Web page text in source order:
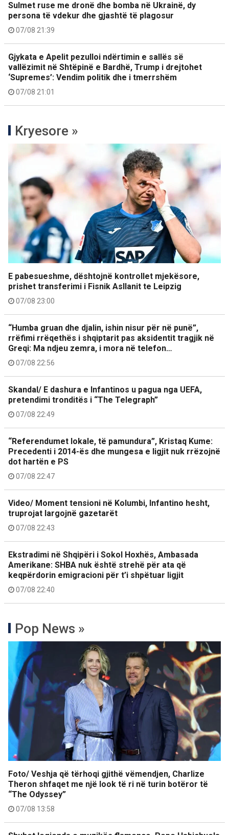
Sulmet ruse me dronë dhe bomba në Ukrainë, dy
persona të vdekur dhe gjashtë të plagosur
07/08 21:39
Gjykata e Apelit pezulloi ndërtimin e sallës së
vallëzimit në Shtëpinë e Bardhë, Trump i drejtohet
‘Supremes’: Vendim politik dhe i tmerrshëm
07/08 21:01
Kryesore »
E pabesueshme, dështojnë kontrollet mjekësore,
prishet transferimi i Fisnik Asllanit te Leipzig
07/08 23:00
“Humba gruan dhe djalin, ishin nisur për në punë”,
rrëfimi rrëqethës i shqiptarit pas aksidentit tragjik në
Greqi: Ma ndjeu zemra, i mora në telefon…
07/08 22:56
Skandal/ E dashura e Infantinos u pagua nga UEFA,
pretendimi tronditës i “The Telegraph”
07/08 22:49
“Referendumet lokale, të pamundura”, Kristaq Kume:
Precedenti i 2014-ës dhe mungesa e ligjit nuk rrëzojnë
dot hartën e PS
07/08 22:47
Video/ Moment tensioni në Kolumbi, Infantino hesht,
truprojat largojnë gazetarët
07/08 22:43
Ekstradimi në Shqipëri i Sokol Hoxhës, Ambasada
Amerikane: SHBA nuk është strehë për ata që
keqpërdorin emigracioni për t’i shpëtuar ligjit
07/08 22:40
Pop News »
Foto/ Veshja që tërhoqi gjithë vëmendjen, Charlize
Theron shfaqet me një look të ri në turin botëror të
“The Odyssey”
07/08 13:58